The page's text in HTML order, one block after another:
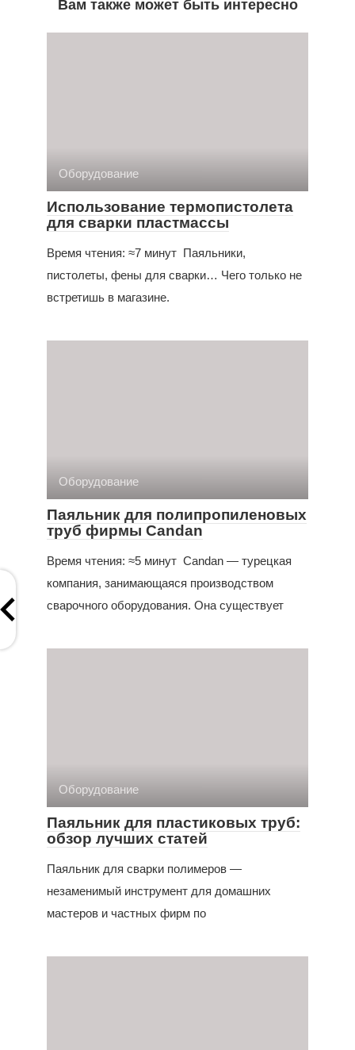
Вам также может быть интересно
Оборудование
Использование термопистолета
для сварки пластмассы
Время чтения: ≈7 минут Паяльники,
пистолеты, фены для сварки… Чего только не
встретишь в магазине.
Оборудование
Паяльник для полипропиленовых
труб фирмы Candan
Время чтения: ≈5 минут Candan — турецкая
компания, занимающаяся производством
сварочного оборудования. Она существует
Оборудование
Паяльник для пластиковых труб:
обзор лучших статей
Паяльник для сварки полимеров —
незаменимый инструмент для домашних
мастеров и частных фирм по